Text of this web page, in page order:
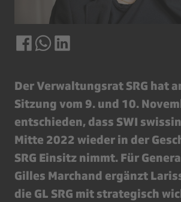
Der Verwaltungsrat SRG hat
Sitzung vom 9. und 10.
entschieden, dass SWI
Mitte 2022 wieder in der
SRG Einsitz nimmt. Für
Gilles Marchand ergänzt
die GL SRG mit strategisch